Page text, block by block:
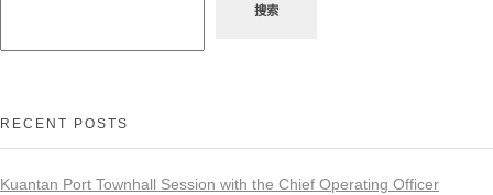
搜索
RECENT POSTS
Kuantan Port Townhall Session with the Chief Operating Officer